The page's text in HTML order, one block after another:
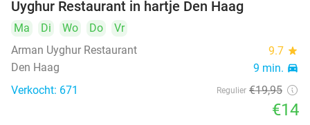
Uyghur Restaurant in hartje Den Haag
Ma Di Wo Do
Vr
Arman Uyghur Restaurant
9.7 star
Den Haag 9 min. directions_car
Verkocht: 671 Regulier €19,95
€14